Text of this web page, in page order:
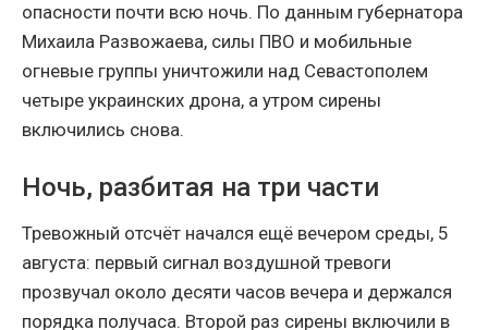
опасности почти всю ночь. По данным губернатора
Михаила Развожаева, силы ПВО и мобильные
огневые группы уничтожили над Севастополем
четыре украинских дрона, а утром сирены
включились снова.
Ночь, разбитая на три части
Тревожный отсчёт начался ещё вечером среды, 5
августа: первый сигнал воздушной тревоги
прозвучал около десяти часов вечера и держался
порядка получаса. Второй раз сирены включили в